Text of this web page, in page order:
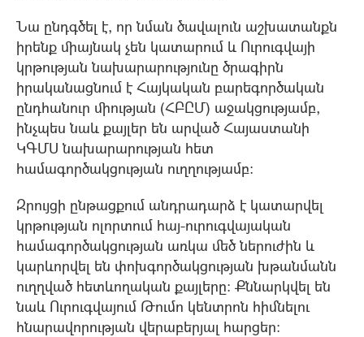
Նա ընդգծել է, որ նման ծավալուն աշխատանքն
իրենք միայնակ չեն կատարում և Ուրուգվայի
կրթության նախարարությունը ծրագիրն
իրականացնում է Հայկական բարեգործական
ընդհանուր միության (ՀԲԸՄ) աջակցությամբ,
ինչպես նաև քայլեր են արված Հայաստանի
ԿԳՄՍ նախարարության հետ
համագործակցության ուղղությամբ:
Զրույցի ընթացքում անդրադարձ է կատարվել
կրթության ոլորտում հայ-ուրուգվայական
համագործակցության առկա մեծ ներուժին և
կարևորվել են փոխգործակցության խթանմանն
ուղղված հետևողական քայլերը: Քննարկվել են
նաև Ուրուգվայում Թումո կենտրոն հիմնելու
հնարավորության վերաբերյալ հարցեր: